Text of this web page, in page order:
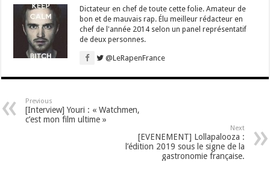
Dictateur en chef de toute cette folie. Amateur de
bon et de mauvais rap. Élu meilleur rédacteur en
chef de l'année 2014 selon un panel représentatif
de deux personnes.
@LeRapenFrance
Previous
[Interview] Youri : « Watchmen,
c’est mon film ultime »
Next
[EVENEMENT] Lollapalooza :
l’édition 2019 sous le signe de la
gastronomie française.